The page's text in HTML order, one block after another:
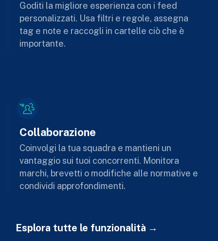
Goditi la migliore esperienza con i feed
personalizzati. Usa filtri e regole, assegna
tag e note e raccogli in cartelle ciò che è
importante.
Collaborazione
Coinvolgi la tua squadra e mantieni un
vantaggio sui tuoi concorrenti. Monitora
marchi, brevetti o modifiche alle normative e
condividi approfondimenti.
Esplora tutte le funzionalità